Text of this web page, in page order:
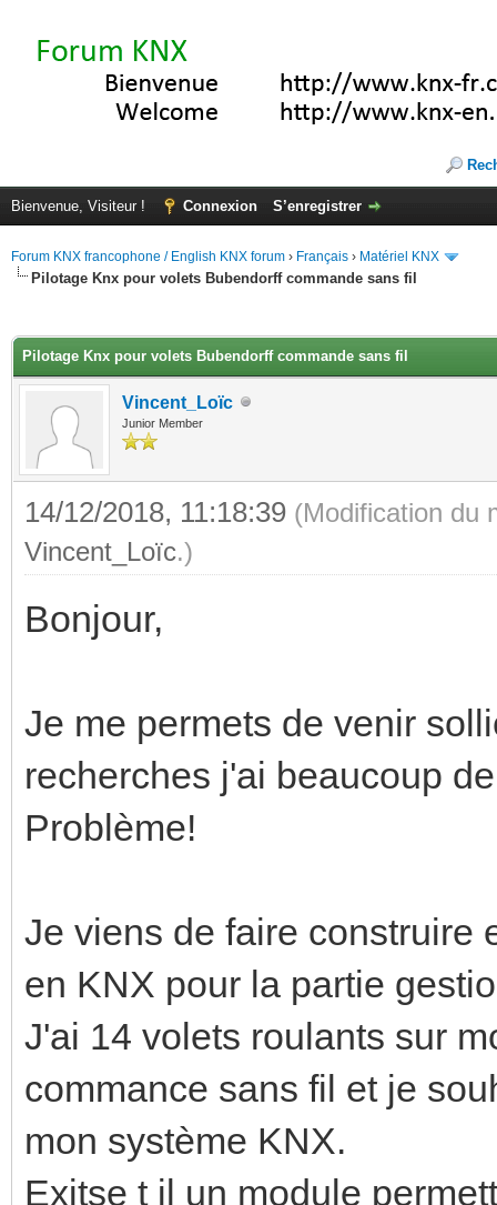
Bienvenue, Visiteur ! Connexion S’enregistrer
Forum KNX francophone / English KNX forum › Français › Matériel KNX
Pilotage Knx pour volets Bubendorff commande sans fil
Pilotage Knx pour volets Bubendorff commande sans fil
Vincent_Loïc
Junior Member
14/12/2018, 11:18:39 (Modification du
Vincent_Loïc.)
Bonjour,
Je me permets de venir
recherches j'ai beaucoup
Problème!
Je viens de faire construire
en KNX pour la partie
J'ai 14 volets roulants sur
commance sans fil et je
mon système KNX.
Exitse t il un module